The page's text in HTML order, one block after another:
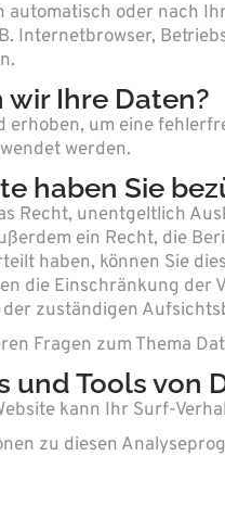
automatisch oder nach
Internetbrowser,
Ihre Daten?
erhoben, um eine
werden.
haben Sie
Recht, unentgeltlich
ein Recht, die
haben, können Sie
die Einschränkung der
zuständigen
Fragen zum Thema
und Tools von
kann Ihr Surf-
zu diesen